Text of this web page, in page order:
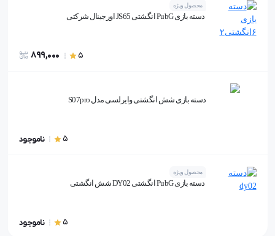
محصول ویژه
دسته بازی PubG انگشتی JS65 اورجینال شرکتی
5
899,000
دسته بازی شش انگشتی وایرلسی مدل S07pro
5 ناموجود
محصول ویژه
دسته بازی PubG انگشتی DY02 شش انگشتی
5 ناموجود